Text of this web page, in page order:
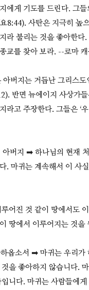
에게 기도를 드린다. 그
8:44). 사탄은 지극히 높
라 불리는 것을 좋아한다
교를 찾아 보라. --로마
버지는 거듭난 그리스도
반면 뉴에이지 사상가
라고 주장한다. 그들은 ‘
아버지 ➡ 하나님의 현재
. 마귀는 계속해서 이 사
어진 것 같이 땅에서도
땅에서 이루어지는 것을
옵소서 ➡ 마귀는 우리가
을 좋아하지 않습니다.
니다. 마귀는 사람들에